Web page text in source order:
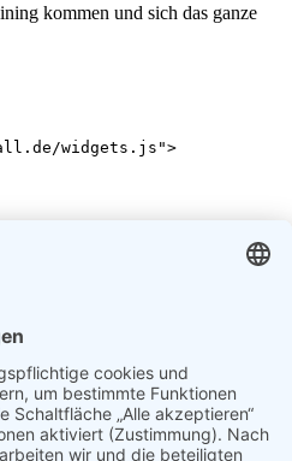
kommen und sich das ganze
widgets.js">